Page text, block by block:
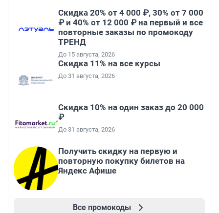
Скидка 20% от 4 000 ₽, 30% от 7 000
₽ и 40% от 12 000 ₽ на первый и все
повторные заказы по промокоду
ТРЕНД
До 15 августа, 2026
Скидка 11% на все курсы
До 31 августа, 2026
Скидка 10% на один заказ до 20 000
₽
До 31 августа, 2026
Получить скидку на первую и
повторную покупку билетов на
Яндекс Афише
Все промокоды